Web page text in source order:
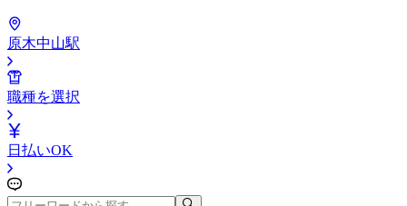
原木中山駅
職種を選択
日払いOK